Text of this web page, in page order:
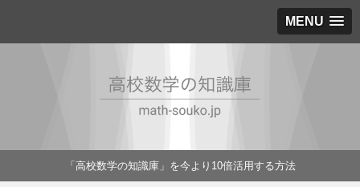
MENU
「高校数学の知識庫」を今より10倍活用する方法